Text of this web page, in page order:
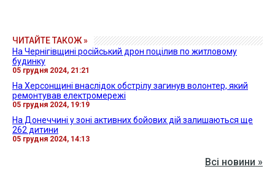
ЧИТАЙТЕ ТАКОЖ »
На Чернігівщині російський дрон поцілив по житловому
будинку
05 грудня 2024, 21:21
На Херсонщині внаслідок обстрілу загинув волонтер, який
ремонтував електромережі
05 грудня 2024, 19:19
На Донеччині у зоні активних бойових дій залишаються ще
262 дитини
05 грудня 2024, 14:13
Всі новини »